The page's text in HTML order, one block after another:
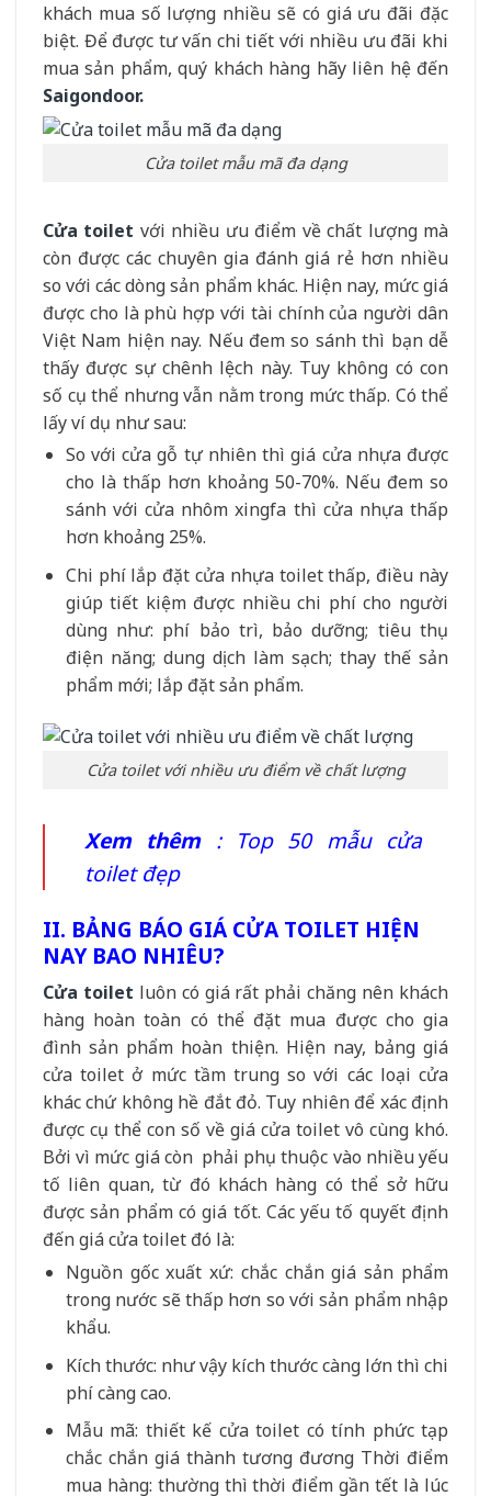
khách mua số lượng nhiều sẽ có giá ưu đãi đặc
biệt. Để được tư vấn chi tiết với nhiều ưu đãi khi
mua sản phẩm, quý khách hàng hãy liên hệ đến
Saigondoor.
Cửa toilet mẫu mã đa dạng
Cửa toilet với nhiều ưu điểm về chất lượng mà
còn được các chuyên gia đánh giá rẻ hơn nhiều
so với các dòng sản phẩm khác. Hiện nay, mức giá
được cho là phù hợp với tài chính của người dân
Việt Nam hiện nay. Nếu đem so sánh thì bạn dễ
thấy được sự chênh lệch này. Tuy không có con
số cụ thể nhưng vẫn nằm trong mức thấp. Có thể
lấy ví dụ như sau:
So với cửa gỗ tự nhiên thì giá cửa nhựa được
cho là thấp hơn khoảng 50-70%. Nếu đem so
sánh với cửa nhôm xingfa thì cửa nhựa thấp
hơn khoảng 25%.
Chi phí lắp đặt cửa nhựa toilet thấp, điều này
giúp tiết kiệm được nhiều chi phí cho người
dùng như: phí bảo trì, bảo dưỡng; tiêu thụ
điện năng; dung dịch làm sạch; thay thế sản
phẩm mới; lắp đặt sản phẩm.
Cửa toilet với nhiều ưu điểm về chất lượng
Xem thêm: Top 50 mẫu cửa
toilet đẹp
II. BẢNG BÁO GIÁ CỬA TOILET HIỆN
NAY BAO NHIÊU?
Cửa toilet luôn có giá rất phải chăng nên khách
hàng hoàn toàn có thể đặt mua được cho gia
đình sản phẩm hoàn thiện. Hiện nay, bảng giá
cửa toilet ở mức tầm trung so với các loại cửa
khác chứ không hề đắt đỏ. Tuy nhiên để xác định
được cụ thể con số về giá cửa toilet vô cùng khó.
Bởi vì mức giá còn phải phụ thuộc vào nhiều yếu
tố liên quan, từ đó khách hàng có thể sở hữu
được sản phẩm có giá tốt. Các yếu tố quyết định
đến giá cửa toilet đó là:
Nguồn gốc xuất xứ: chắc chắn giá sản phẩm
trong nước sẽ thấp hơn so với sản phẩm nhập
khẩu.
Kích thước: như vậy kích thước càng lớn thì chi
phí càng cao.
Mẫu mã: thiết kế cửa toilet có tính phức tạp
chắc chắn giá thành tương đương Thời điểm
mua hàng: thường thì thời điểm gần tết là lúc